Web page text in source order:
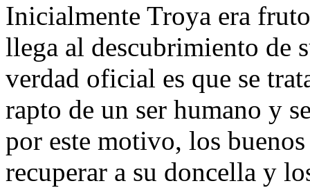
Inicialmente Troya era
llega al descubrimiento de
verdad oficial es que se
rapto de un ser humano y
por este motivo, los
recuperar a su doncella y